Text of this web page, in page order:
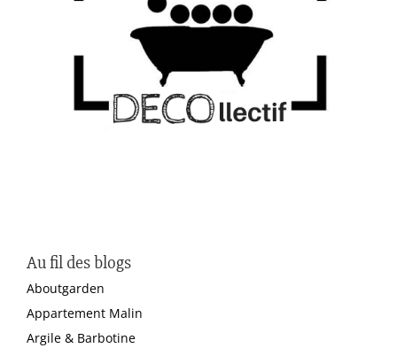
Au fil des blogs
Aboutgarden
Appartement Malin
Argile & Barbotine